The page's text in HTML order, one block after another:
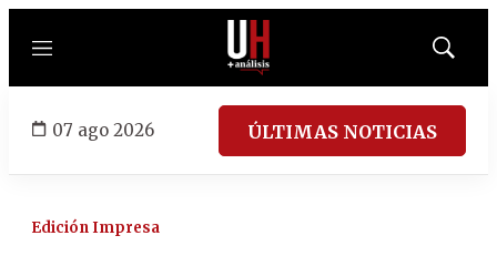
Menú
Mostrar
07 ago 2026 ÚLTIMAS NOTICIAS
Edición Impresa